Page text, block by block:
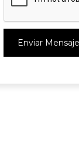
Enviar Mensaje